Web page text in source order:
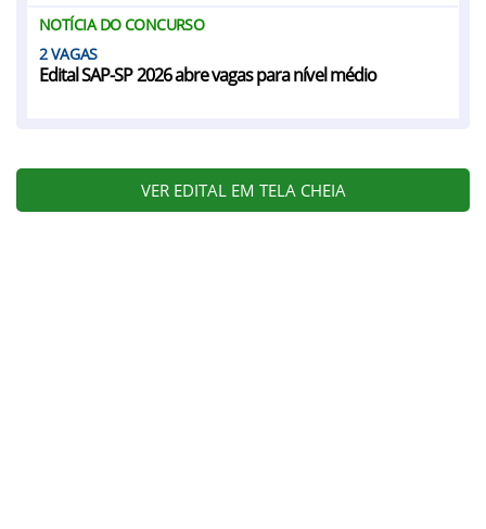
NOTÍCIA DO CONCURSO
2
Edital SAP-SP 2026 abre vagas para nível médio
VER EDITAL EM TELA CHEIA